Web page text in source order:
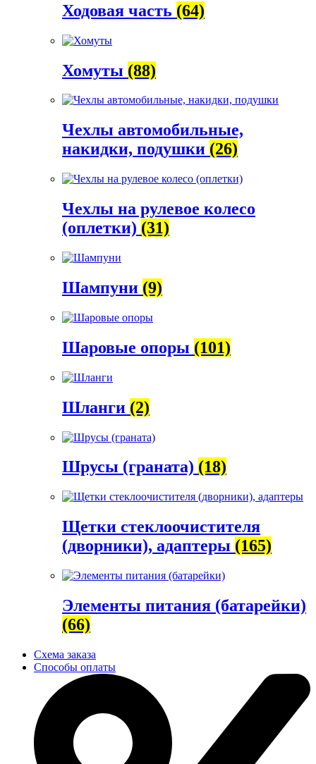
Ходовая часть (64)
Хомуты (88)
Чехлы автомобильные,
накидки, подушки (26)
Чехлы на рулевое колесо
(оплетки) (31)
Шампуни (9)
Шаровые опоры (101)
Шланги (2)
Шрусы (граната) (18)
Щетки стеклоочистителя
(дворники), адаптеры (165)
Элементы питания (батарейки)
(66)
Схема заказа
Способы оплаты